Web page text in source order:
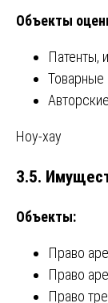
Объекты
Патенты,
Товарные
Ноу-хау
3.5.
Объекты:
Право
Право
Право